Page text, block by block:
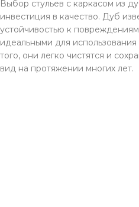
Выбор стульев с каркасом из
инвестиция в качество. Дуб
устойчивостью к
идеальными для
того, они легко чистятся и
вид на протяжении многих лет.